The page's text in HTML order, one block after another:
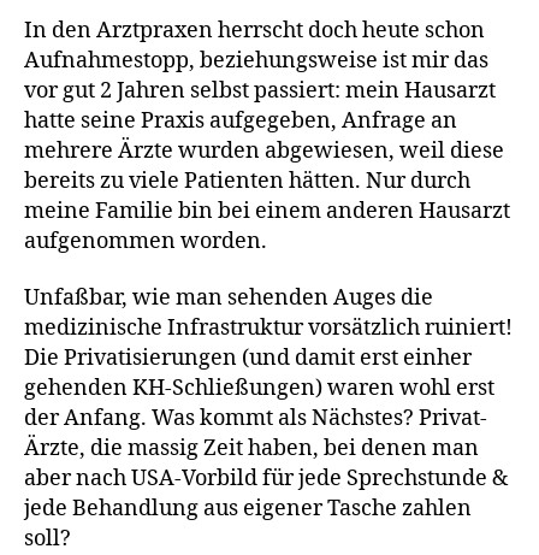
In den Arztpraxen herrscht doch heute schon
Aufnahmestopp, beziehungsweise ist mir das
vor gut 2 Jahren selbst passiert: mein Hausarzt
hatte seine Praxis aufgegeben, Anfrage an
mehrere Ärzte wurden abgewiesen, weil diese
bereits zu viele Patienten hätten. Nur durch
meine Familie bin bei einem anderen Hausarzt
aufgenommen worden.
Unfaßbar, wie man sehenden Auges die
medizinische Infrastruktur vorsätzlich ruiniert!
Die Privatisierungen (und damit erst einher
gehenden KH-Schließungen) waren wohl erst
der Anfang. Was kommt als Nächstes? Privat-
Ärzte, die massig Zeit haben, bei denen man
aber nach USA-Vorbild für jede Sprechstunde &
jede Behandlung aus eigener Tasche zahlen
soll?